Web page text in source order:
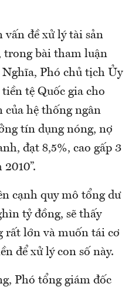
vấn đề xử lý tài sản
trong bài tham luận
Phó chủ tịch Ủy
tệ Quốc gia cho
của hệ thống ngân
tín dụng nóng, nợ
đạt 8,5%, cao gấp 3
cạnh quy mô tổng dư
tỷ đồng, sẽ thấy
rất lớn và muốn tái cơ
để xử lý con số này.
Phó tổng giám đốc